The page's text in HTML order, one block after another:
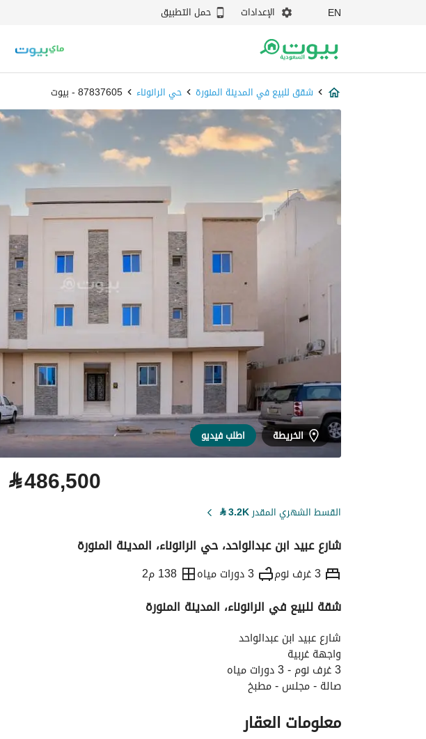
EN الإعدادات حمل التطبيق
شقق للبيع في المدينة المنورة حي الرانوناء 87837605 - بيوت
الخريطة اطلب فيديو
⃁486,500
القسط الشهري المقدر3.2K
⃁
شارع عبيد ابن عبدالواحد، حي الرانوناء، المدينة المنورة
3 غرف نوم 3 دورات مياه 138 م2
التفاصيل
شقة للبيع في الرانوناء، المدينة المنورة
شارع عبيد ابن عبدالواحد
واجهة غربية
3 غرف نوم - 3 دورات مياه
صالة - مجلس - مطبخ
معلومات العقار